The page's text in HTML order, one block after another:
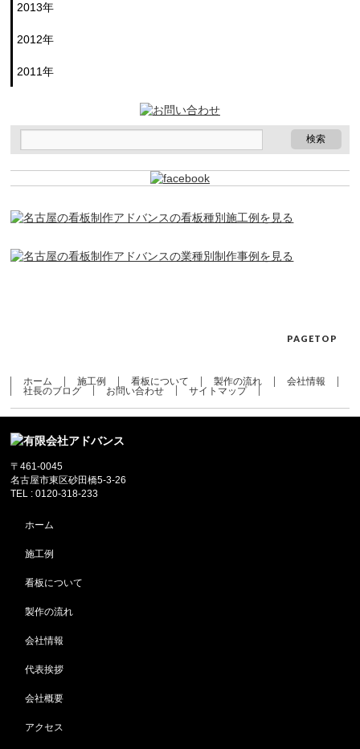
2013年
2012年
2011年
PAGETOP
ホーム 施工例 看板について 製作の流れ
会社情報
社長のブログ
お問い合わせ サイトマップ
〒461-0045
名古屋市東区砂田橋5-3-26
TEL : 0120-318-233
ホーム
施工例
看板について
製作の流れ
会社情報
代表挨拶
会社概要
アクセス